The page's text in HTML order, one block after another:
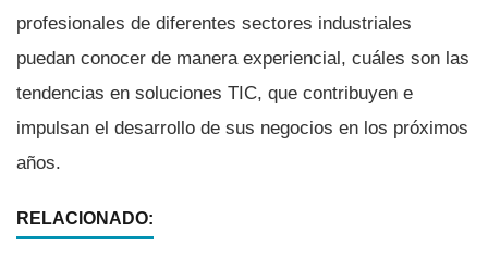
profesionales de diferentes sectores industriales
puedan conocer de manera experiencial, cuáles son las
tendencias en soluciones TIC, que contribuyen e
impulsan el desarrollo de sus negocios en los próximos
años.
RELACIONADO: